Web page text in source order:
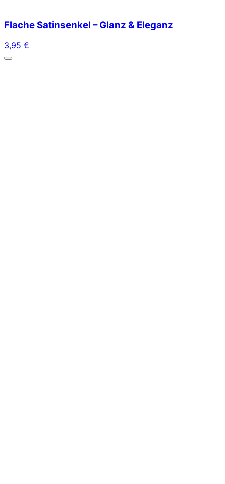
Flache Satinsenkel – Glanz & Eleganz
3,95 €